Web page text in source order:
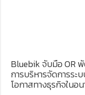
Bluebik จับมือ OR
การบริหารจัดการระ
โอกาสทางธุรกิจในอ